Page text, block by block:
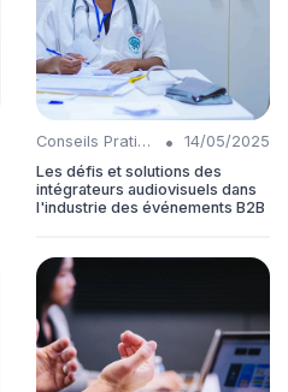
Conseils Pratiques •
14/05/2025
Les défis et solutions des
intégrateurs audiovisuels dans
l'industrie des événements B2B